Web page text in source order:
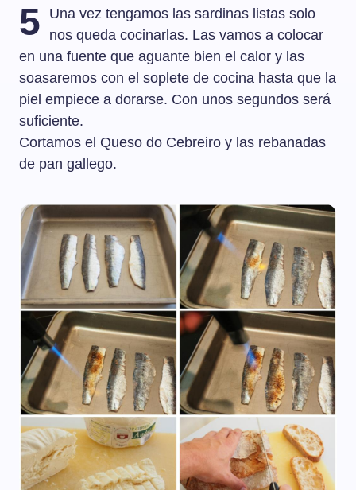
5
Una vez tengamos las sardinas listas solo
nos queda cocinarlas. Las vamos a colocar
en una fuente que aguante bien el calor y las
soasaremos con el soplete de cocina hasta que la
piel empiece a dorarse. Con unos segundos será
suficiente.
Cortamos el Queso do Cebreiro y las rebanadas
de pan gallego.